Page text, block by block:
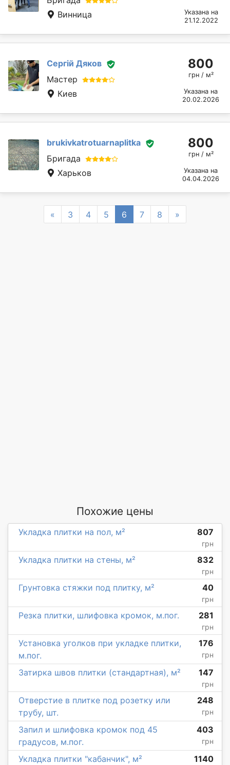
Винница
Указана на
21.12.2022
Сергій Дяков
Мастер
Киев
800
грн / м²
Указана на
20.02.2026
brukivkatrotuarnaplitka
Бригада
Харьков
800
грн / м²
Указана на
04.04.2026
« Previous
3 4 5 6 7 8 »
Похожие цены
Укладка плитки на пол, м² 807
грн
Укладка плитки на стены, м² 832
грн
Грунтовка стяжки под плитку, м² 40
грн
Резка плитки, шлифовка кромок, м.пог. 281
грн
Установка уголков при укладке плитки,
м.пог.
176
грн
Затирка швов плитки (стандартная), м² 147
грн
Отверстие в плитке под розетку или
трубу, шт.
248
грн
Запил и шлифовка кромок под 45
градусов, м.пог.
403
грн
Укладка плитки "кабанчик", м² 1140